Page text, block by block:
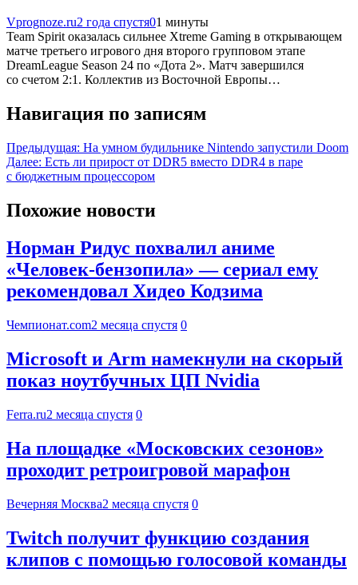
Vprognoze.ru2 года спустя01 минуты
Team Spirit оказалась сильнее Xtreme Gaming в открывающем
матче третьего игрового дня второго групповом этапе
DreamLeague Season 24 по «Дота 2». Матч завершился
со счетом 2:1. Коллектив из Восточной Европы…
Навигация по записям
Предыдущая: На умном будильнике Nintendo запустили Doom
Далее: Есть ли прирост от DDR5 вместо DDR4 в паре
с бюджетным процессором
Похожие новости
Норман Ридус похвалил аниме
«Человек-бензопила» — сериал ему
рекомендовал Хидео Кодзима
Чемпионат.com2 месяца спустя 0
Microsoft и Arm намекнули на скорый
показ ноутбучных ЦП Nvidia
Ferra.ru2 месяца спустя 0
На площадке «Московских сезонов»
проходит ретроигровой марафон
Вечерняя Москва2 месяца спустя 0
Twitch получит функцию создания
клипов с помощью голосовой команды